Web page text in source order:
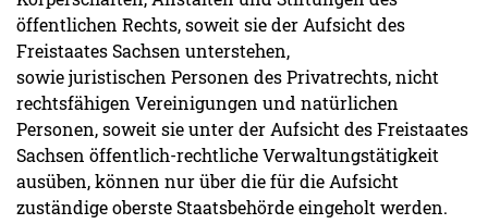
öffentlichen Rechts, soweit sie der Aufsicht des
Freistaates Sachsen unterstehen,
sowie juristischen Personen des Privatrechts, nicht
rechtsfähigen Vereinigungen und natürlichen
Personen, soweit sie unter der Aufsicht des Freistaates
Sachsen öffentlich-rechtliche Verwaltungstätigkeit
ausüben, können nur über die für die Aufsicht
zuständige oberste Staatsbehörde eingeholt werden.